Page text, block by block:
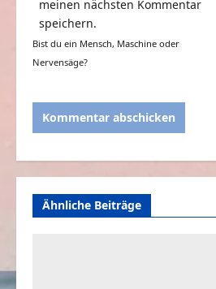
meinen nächsten Kommentar
speichern.
Bist du ein Mensch, Maschine oder
Nervensäge?
Ähnliche Beiträge